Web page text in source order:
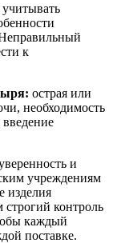
к
острая или
необходимость
введение
и
учреждениям
изделия
контроль
каждый
поставке.